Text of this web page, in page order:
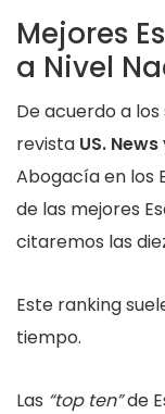
Mejores
a Nivel
De acuerdo a
revista US.
Abogacía en los
de las mejores
citaremos las
Este ranking
tiempo.
Las “top ten”de